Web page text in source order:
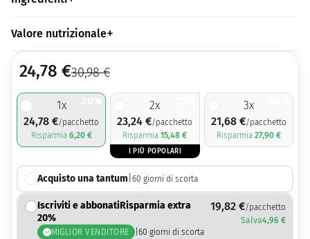
Valore nutrizionale
24,78 €30,98€
1x
24,78€/pacchetto
Risparmia 6,20 €
2x
23,24€/pacchetto
Risparmia15,48€
I PIÙ POPOLARI
3x
21,68 €/pacchetto
Risparmia 27,90 €
Acquisto una tantum 60 giorni di scorta
Iscriviti e abbonatiRisparmia extra
20%
MIGLIOR VENDITORE | 60 giorni di scorta
19,82 €/pacchetto
Salva4,96 €